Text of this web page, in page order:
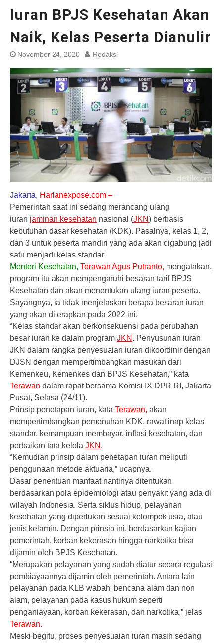
Iuran BPJS Kesehatan Akan
Naik, Kelas Peserta Dianulir
November 24, 2020 Redaksi
Jakarta, Harianexpose.com –
Pemerintah saat ini sedang merancang ulang
iuran jaminan kesehatan nasional (JKN) berbasis
kebutuhan dasar kesehatan (KDK). Pasalnya, kelas 1, 2,
dan 3 untuk peserta mandiri yang ada akan digabung jadi
satu menjadi kelas standar.
Menteri Kesehatan, Terawan Agus Putranto, mengatakan,
program itu akan mempengaruhi besaran tarif BPJS
Kesehatan dan akan menentukan ulang iuran peserta.
Sayangnya, ia tidak menjelaskan berapa besaran iuran
yang akan diterapkan pada 2022 ini.
“Kelas standar akan berkonsekuensi pada perubahan
besar iuran ke dalam program JKN . Penyusunan iuran
JKN dalam rangka penyesuaian iuran dikoordinir dengan
DJSN dengan mempertimbangkan masukan dari
Kemenkeu, Kemenkes dan BPJS Kesehatan,” kata
Terawan dalam rapat bersama Komisi IX DPR RI, Jakarta
Pusat, Selasa (24/11).
Prinsip penetapan iuran, kata Terawan, akan
mempertimbangkan pemenuhan KDK, rawat inap kelas
standar, kemampuan membayar, inflasi kesehatan, dan
perbaikan tata kelola JKN .
“Kemudian prinsip dalam penetapan iuran meliputi
penggunaan metode aktuaria,” ucapnya.
Dasar penentuan manfaat nantinya ditentukan
berdasarkan pola epidemiologi atau penyakit yang ada di
wilayah Indonesia. Serta siklus hidup, pelayanan
kesehatan yang diperlukan sesuai kelompok usia, atau
jenis kelamin. Dengan prinsip ini, berdasarkan kajian
pemerintah, korban kekerasan hingga narkotika bisa
dijamin oleh BPJS Kesehatan.
“Merupakan pelayanan yang sudah diatur secara regulasi
pembiayaannya dijamin oleh pemerintah. Antara lain
pelayanan pada KLB wabah, bencana alam dan non
alam, pelayanan pada kasus hukum seperti
penganiayaan, korban kekerasan, dan narkotika,” jelas
Terawan.
Meski begitu, proses penyesuaian iuran masih sedang